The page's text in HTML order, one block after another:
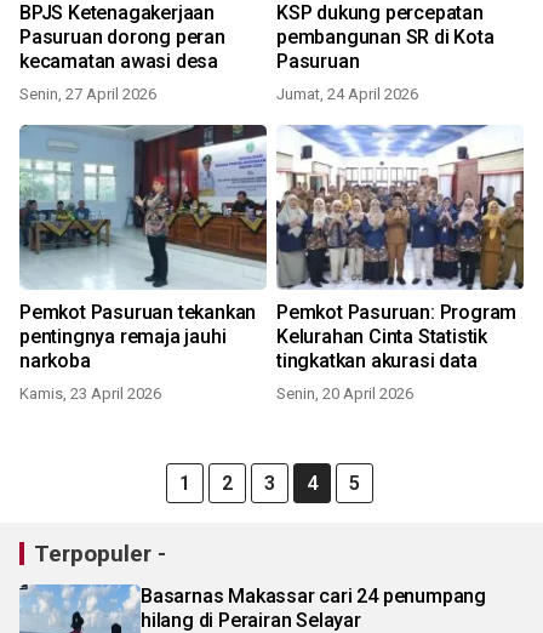
BPJS Ketenagakerjaan
Pasuruan dorong peran
kecamatan awasi desa
Senin, 27 April 2026
KSP dukung percepatan
pembangunan SR di Kota
Pasuruan
Jumat, 24 April 2026
Pemkot Pasuruan tekankan
pentingnya remaja jauhi
narkoba
Kamis, 23 April 2026
Pemkot Pasuruan: Program
Kelurahan Cinta Statistik
tingkatkan akurasi data
Senin, 20 April 2026
1 2 3 4 5
Terpopuler -
Basarnas Makassar cari 24 penumpang
hilang di Perairan Selayar